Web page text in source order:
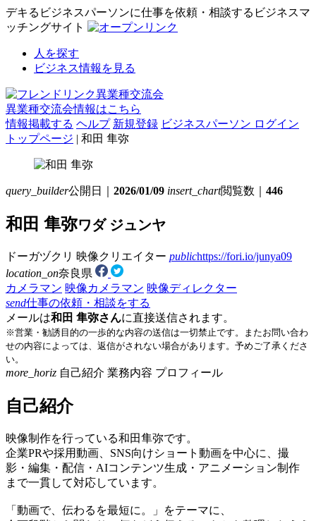
デキるビジネスパーソンに仕事を依頼・相談するビジネスマ
ッチングサイト
人を探す
ビジネス情報を見る
異業種交流会情報はこちら
情報掲載する ヘルプ 新規登録 ビジネスパーソン ログイン
トップページ | 和田 隼弥
query_builder公開日｜ 2026/01/09 insert_chart閲覧数｜ 446
和田 隼弥ワダ ジュンヤ
ドーガヅクリ 映像クリエイター publichttps://fori.io/junya09
location_on奈良県
カメラマン 映像カメラマン 映像ディレクター
send仕事の依頼・相談をする
メールは和田 隼弥さんに直接送信されます。
※営業・勧誘目的の一歩的な内容の送信は一切禁止です。またお問い合わ
せの内容によっては、返信がされない場合があります。予めご了承くださ
い。
more_horiz 自己紹介 業務内容 プロフィール
自己紹介
映像制作を行っている和田隼弥です。
企業PRや採用動画、SNS向けショート動画を中心に、撮
影・編集・配信・AIコンテンツ生成・アニメーション制作
まで一貫して対応しています。
「動画で、伝わるを最短に。」をテーマに、